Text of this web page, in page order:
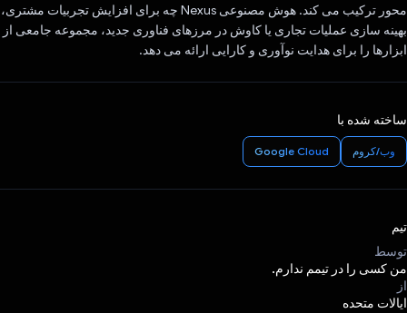
محور ترکیب می کند. هوش مصنوعی Nexus چه برای افزایش تجربیات مشتری،
بهینه سازی عملیات تجاری یا کاوش در مرزهای فناوری جدید، مجموعه جامعی از
ابزارها را برای هدایت نوآوری و کارایی ارائه می دهد.
ساخته شده با
وب/کروم Google Cloud
تیم
توسط
من کسی را در تیمم ندارم.
از
ایالات متحده